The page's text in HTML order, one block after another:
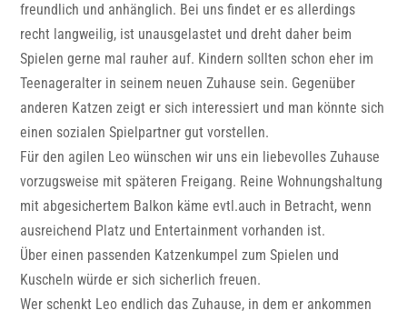
freundlich und anhänglich. Bei uns findet er es allerdings
recht langweilig, ist unausgelastet und dreht daher beim
Spielen gerne mal rauher auf. Kindern sollten schon eher im
Teenageralter in seinem neuen Zuhause sein. Gegenüber
anderen Katzen zeigt er sich interessiert und man könnte sich
einen sozialen Spielpartner gut vorstellen.
Für den agilen Leo wünschen wir uns ein liebevolles Zuhause
vorzugsweise mit späteren Freigang. Reine Wohnungshaltung
mit abgesichertem Balkon käme evtl.auch in Betracht, wenn
ausreichend Platz und Entertainment vorhanden ist.
Über einen passenden Katzenkumpel zum Spielen und
Kuscheln würde er sich sicherlich freuen.
Wer schenkt Leo endlich das Zuhause, in dem er ankommen